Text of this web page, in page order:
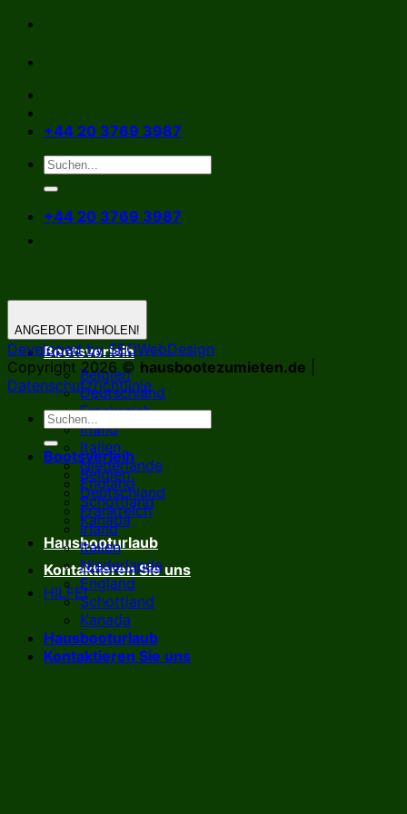
Zum
springen
+44 20 3769 3987
+44 20 3769 3987
Bootsverleih
Belgien
Deutschland
Frankreich
Irland
Italien
Niederlande
England
Schottland
Kanada
Hausbooturlaub
Kontaktieren Sie uns
HILFE!
ANGEBOT EINHOLEN!
Developed by SEOWebDesign
Copyright 2026 © hausbootezumieten.de
Datenschutzrichtlinie
Bootsverleih
Belgien
Deutschland
Frankreich
Irland
Italien
Niederlande
England
Schottland
Kanada
Hausbooturlaub
Kontaktieren Sie uns